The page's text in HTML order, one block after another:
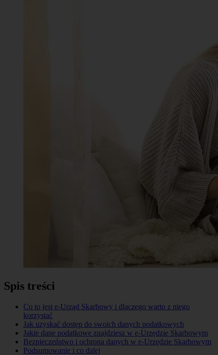
Spis treści
Co to jest e-Urząd Skarbowy i dlaczego warto z niego
korzystać
Jak uzyskać dostęp do swoich danych podatkowych
Jakie dane podatkowe znajdziesz w e-Urzędzie Skarbowym
Bezpieczeństwo i ochrona danych w e-Urzędzie Skarbowym
Podsumowanie i co dalej